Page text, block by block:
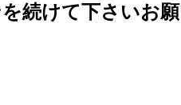
続けて下さいお願